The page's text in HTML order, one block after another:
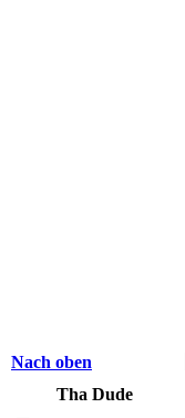
Nach oben
Tha Dude